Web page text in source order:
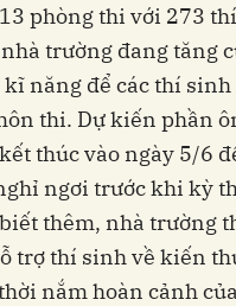
phòng thi với 273
trường đang tăng
năng để các thí
thi. Dự kiến phần
thúc vào ngày 5/6
ngơi trước khi kỳ
thêm, nhà trường
trợ thí sinh về kiến
nắm hoàn cảnh